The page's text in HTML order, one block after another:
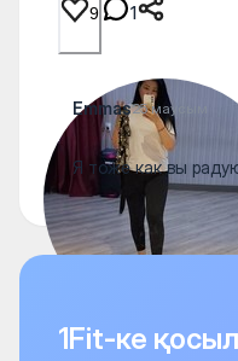
9 1
Emmas25 маусым
Я тоже как вы
1Fit-ке